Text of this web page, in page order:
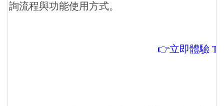
詢流程與功能使用方式。
👉立即體驗